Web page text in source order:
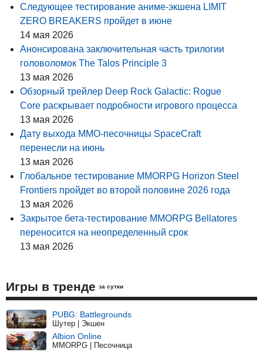
Следующее тестирование аниме-экшена LIMIT
ZERO BREAKERS пройдет в июне
14 мая 2026
Анонсирована заключительная часть трилогии
головоломок The Talos Principle 3
13 мая 2026
Обзорный трейлер Deep Rock Galactic: Rogue
Core раскрывает подробности игрового процесса
13 мая 2026
Дату выхода MMO-песочницы SpaceCraft
перенесли на июнь
13 мая 2026
Глобальное тестирование MMORPG Horizon Steel
Frontiers пройдет во второй половине 2026 года
13 мая 2026
Закрытое бета-тестирование MMORPG Bellatores
переносится на неопределенный срок
13 мая 2026
Игры в тренде за сутки
PUBG: Battlegrounds
Шутер | Экшен
Albion Online
MMORPG | Песочница